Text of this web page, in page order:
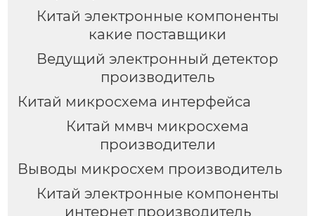
Китай электронные компоненты
какие поставщики
Ведущий электронный детектор
производитель
Китай микросхема интерфейса
Китай ммвч микросхема
производители
Выводы микросхем производитель
Китай электронные компоненты
интернет производитель